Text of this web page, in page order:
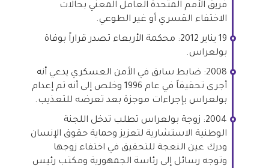
فريق الأمم المتحدة العامل المعني بحالات
الاختفاء القسري أو غير الطوعي.
19 يناير 2012: محكمة الأربعاء تصدر قراراً بوفاة
بولعراس.
2008: ضابط سابق في الأمن العسكري يدعي أنه
أجرى تحقيقاً في عام 1996 وخلص إلى أنه تم إعدام
بولعراس بإجراءات موجزة بعد تعرضه للتعذيب.
2004: زوجة بولعراس تطلب تدخل اللجنة
الوطنية الاستشارية لتعزيز وحماية حقوق الإنسان
ودرك عين النعجة للتحقيق في اختفاء زوجها
وتوجه رسائل إلى رئاسة الجمهورية ومكتب رئيس